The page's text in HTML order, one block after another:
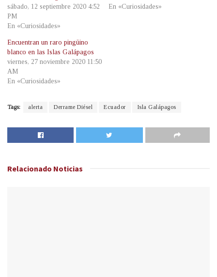
sábado, 12 septiembre 2020 4:52
PM
En «Curiosidades»
En «Curiosidades»
Encuentran un raro pingüino
blanco en las Islas Galápagos
viernes, 27 noviembre 2020 11:50
AM
En «Curiosidades»
Tags: alerta Derrame Diésel Ecuador Isla Galápagos
Relacionado Noticias